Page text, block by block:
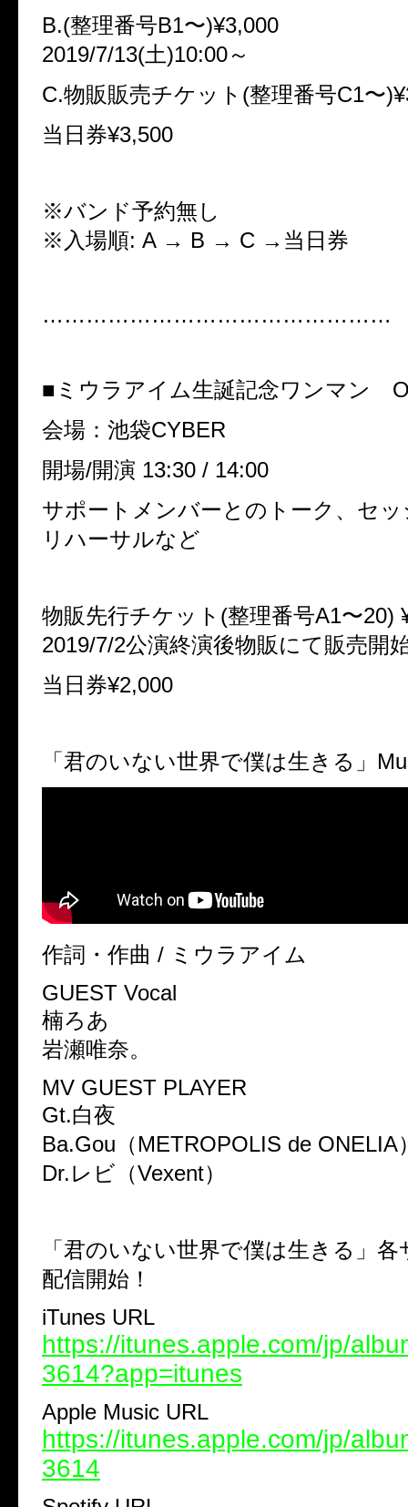
B.(整理番号B1〜)¥3,000
2019/7/13(土)10:00～
C.物販販売チケット(整理番号C1〜
当日券¥3,500
※バンド予約無し
※入場順: A → B → C →当日券
…………………………………………
■ミウラアイム生誕記念ワンマン
会場：池袋CYBER
開場/開演 13:30 / 14:00
サポートメンバーとのトーク、セ
リハーサルなど
物販先行チケット(整理番号A1〜20)
2019/7/2公演終演後物販にて販売開
当日券¥2,000
「君のいない世界で僕は生きる」
作詞・作曲 / ミウラアイム
GUEST Vocal
楠ろあ
岩瀬唯奈。
MV GUEST PLAYER
Gt.白夜
Ba.Gou（METROPOLIS de ONELIA
Dr.レビ（Vexent）
「君のいない世界で僕は生きる」
配信開始！
iTunes URL
https://itunes.apple.com/jp/
3614?app=itunes
Apple Music URL
https://itunes.apple.com/jp/
3614